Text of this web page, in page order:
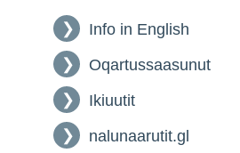
Info in English
Oqartussaasunut
Ikiuutit
nalunaarutit.gl